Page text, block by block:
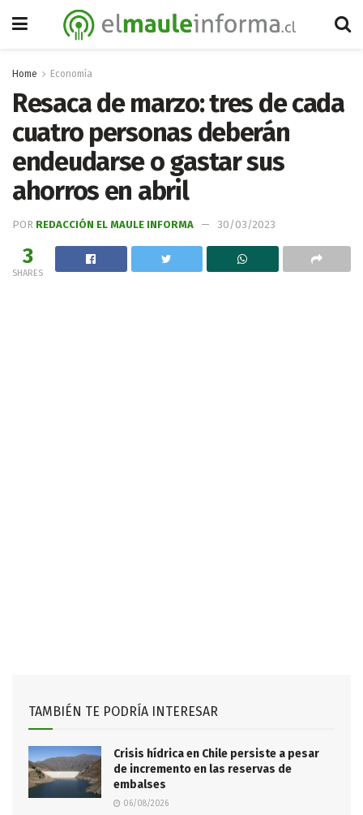
Home Economía
Resaca de marzo: tres de cada
cuatro personas deberán
endeudarse o gastar sus
ahorros en abril
POR REDACCIÓN EL MAULE INFORMA 30/03/2023
3
SHARES
TAMBIÉN TE PODRÍA INTERESAR
Crisis hídrica en Chile persiste a pesar
de incremento en las reservas de
embalses
06/08/2026